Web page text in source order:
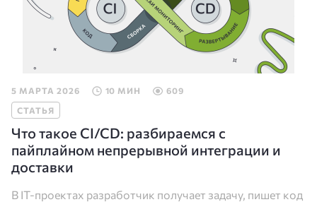
5 МАРТА 2026 10 МИН
609
СТАТЬЯ
Что такое CI/CD: разбираемся с
пайплайном непрерывной интеграции и
доставки
В IT-проектах разработчик получает задачу, пишет код